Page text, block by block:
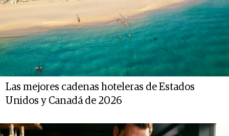
Las mejores cadenas hoteleras de Estados
Unidos y Canadá de 2026